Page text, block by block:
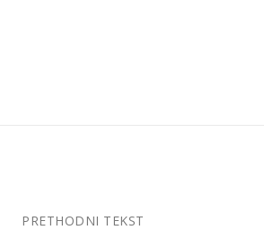
PRETHODNI TEKST